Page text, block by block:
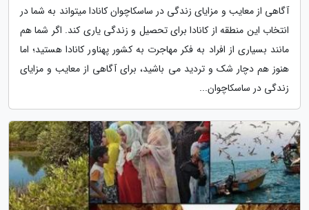
آگاهی از معایب و مزایای زندگی در ساسکاچوان کانادا میتواند به شما در
انتخاب این منطقه از کانادا برای تحصیل و زندگی یاری کند. اگر شما هم
مانند بسیاری از افراد به فکر مهاجرت به کشور پهناور کانادا هستید؛ اما
هنوز هم دچار شک و تردید می باشید، برای آگاهی از معایب و مزایای
زندگی در ساسکاچوان...